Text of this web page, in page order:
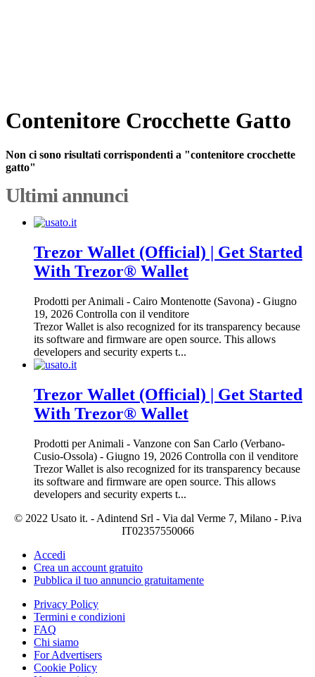
Contenitore Crocchette Gatto
Non ci sono risultati corrispondenti a "contenitore crocchette
gatto"
Ultimi annunci
Trezor Wallet (Official) | Get Started
With Trezor® Wallet
Prodotti per Animali - Cairo Montenotte (Savona) - Giugno
19, 2026 Controlla con il venditore
Trezor Wallet is also recognized for its transparency because
its software and firmware are open source. This allows
developers and security experts t...
Trezor Wallet (Official) | Get Started
With Trezor® Wallet
Prodotti per Animali - Vanzone con San Carlo (Verbano-
Cusio-Ossola) - Giugno 19, 2026 Controlla con il venditore
Trezor Wallet is also recognized for its transparency because
its software and firmware are open source. This allows
developers and security experts t...
© 2022 Usato it. - Adintend Srl - Via dal Verme 7, Milano - P.iva
IT02357550066
Accedi
Crea un account gratuito
Pubblica il tuo annuncio gratuitamente
Privacy Policy
Termini e condizioni
FAQ
Chi siamo
For Advertisers
Cookie Policy